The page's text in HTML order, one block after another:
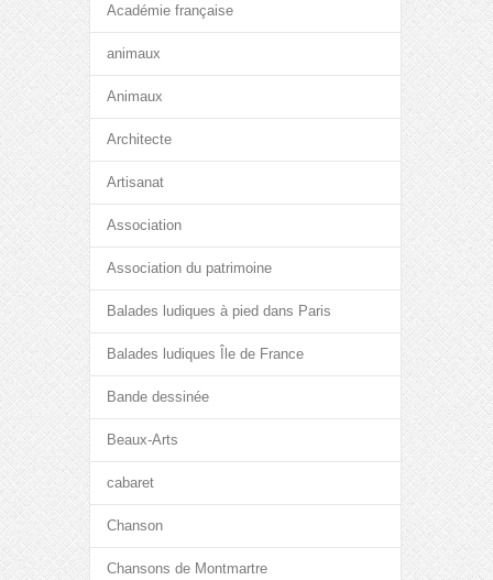
Académie française
animaux
Animaux
Architecte
Artisanat
Association
Association du patrimoine
Balades ludiques à pied dans Paris
Balades ludiques Île de France
Bande dessinée
Beaux-Arts
cabaret
Chanson
Chansons de Montmartre